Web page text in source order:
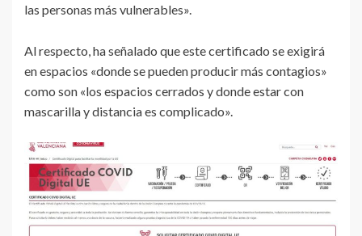
las personas más vulnerables».
Al respecto, ha señalado que este certificado se exigirá
en espacios «donde se pueden producir más contagios»
como son «los espacios cerrados y donde estar con
mascarilla y distancia es complicado».